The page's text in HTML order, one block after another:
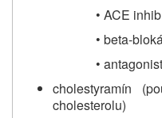
• ACE
• beta-
•
cholestyramín
cholesterolu)